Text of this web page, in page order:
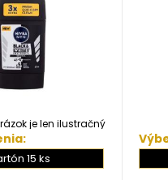
je len ilustračný
15 ks